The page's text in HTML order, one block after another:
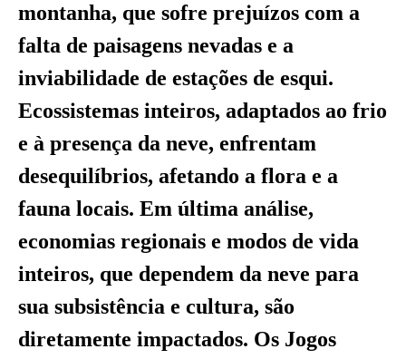
montanha, que sofre prejuízos com a
falta de paisagens nevadas e a
inviabilidade de estações de esqui.
Ecossistemas inteiros, adaptados ao frio
e à presença da neve, enfrentam
desequilíbrios, afetando a flora e a
fauna locais. Em última análise,
economias regionais e modos de vida
inteiros, que dependem da neve para
sua subsistência e cultura, são
diretamente impactados. Os Jogos